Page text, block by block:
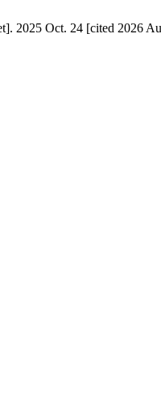
2025 Oct. 24 [cited 2026